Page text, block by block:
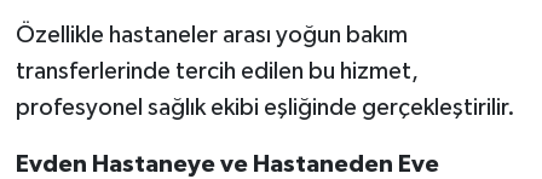
Özellikle hastaneler arası yoğun bakım
transferlerinde tercih edilen bu hizmet,
profesyonel sağlık ekibi eşliğinde gerçekleştirilir.
Evden Hastaneye ve Hastaneden Eve